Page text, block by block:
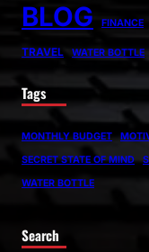
BLOG FINANCE
TRAVEL WATER BOTTLE
Tags
MONTHLY BUDGET
SECRET STATE OF MIND
WATER BOTTLE
Search